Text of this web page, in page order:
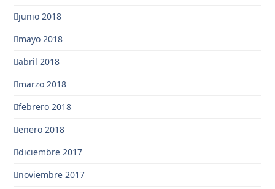
junio 2018
mayo 2018
abril 2018
marzo 2018
febrero 2018
enero 2018
diciembre 2017
noviembre 2017